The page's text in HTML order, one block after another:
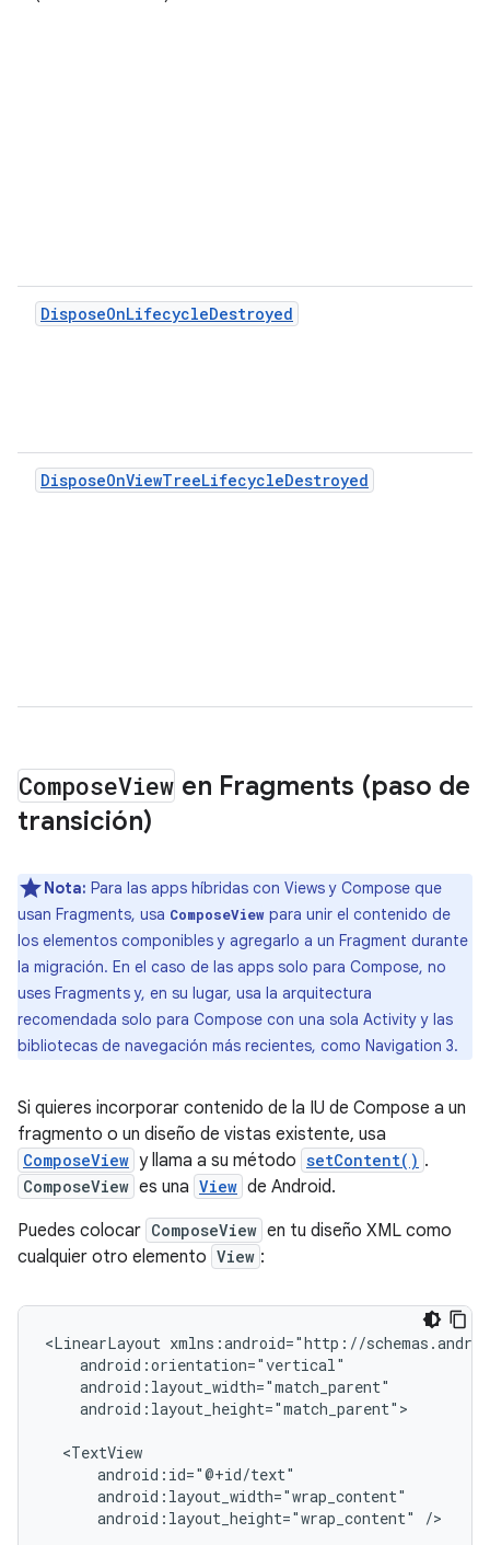
DisposeOnLifecycleDestroyed
DisposeOnViewTreeLifecycleDestroyed
ComposeView en Fragments (paso de
transición)
Nota: Para las apps híbridas con Views y Compose que
usan Fragments, usa ComposeView para unir el contenido de
los elementos componibles y agregarlo a un Fragment durante
la migración. En el caso de las apps solo para Compose, no
uses Fragments y, en su lugar, usa la arquitectura
recomendada solo para Compose con una sola Activity y las
bibliotecas de navegación más recientes, como Navigation 3.
Si quieres incorporar contenido de la IU de Compose a un
fragmento o un diseño de vistas existente, usa
ComposeView y llama a su método setContent() .
ComposeView es una View de Android.
Puedes colocar ComposeView en tu diseño XML como
cualquier otro elemento View :
<LinearLayout
android:layout_height="match_parent">
android:layout_height="wrap_content"
/>